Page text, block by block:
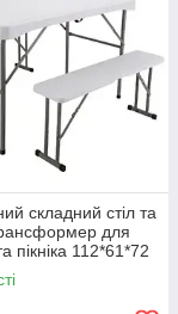
складний стіл та
для
пікніка 112*61*72